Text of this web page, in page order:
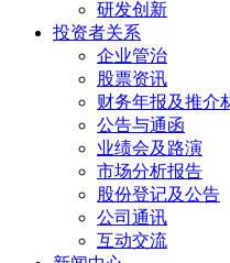
研发创新
投资者关系
企业管治
股票资讯
财务年报及推介
公告与通函
业绩会及路演
市场分析报告
股份登记及公告
公司通讯
互动交流